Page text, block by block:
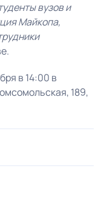
вузов и
Майкопа,
в 14:00 в
189,